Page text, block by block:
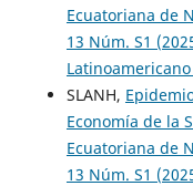
Ecuatoriana de
13 Núm. S1
SLANH,
Economía de la
Ecuatoriana de
13 Núm. S1